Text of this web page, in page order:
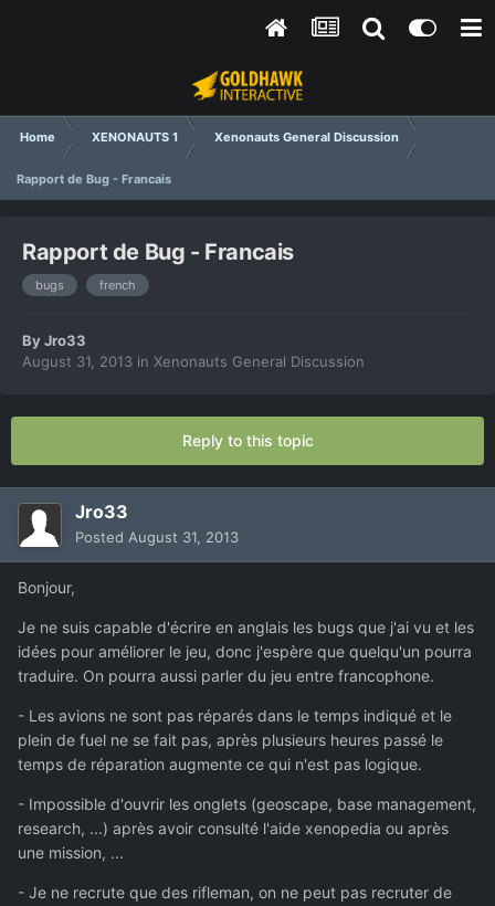
Home XENONAUTS 1 Xenonauts General Discussion
Rapport de Bug - Francais
Rapport de Bug - Francais
bugs french
ByJro33
August 31, 2013 in Xenonauts General Discussion
Reply to this topic
Jro33
Posted August 31, 2013
Bonjour,
Je ne suis capable d'écrire en anglais les bugs que j'ai vu et les
idées pour améliorer le jeu, donc j'espère que quelqu'un pourra
traduire. On pourra aussi parler du jeu entre francophone.
- Les avions ne sont pas réparés dans le temps indiqué et le
plein de fuel ne se fait pas, après plusieurs heures passé le
temps de réparation augmente ce qui n'est pas logique.
- Impossible d'ouvrir les onglets (geoscape, base management,
research, ...) après avoir consulté l'aide xenopedia ou après
une mission, ...
- Je ne recrute que des rifleman, on ne peut pas recruter de